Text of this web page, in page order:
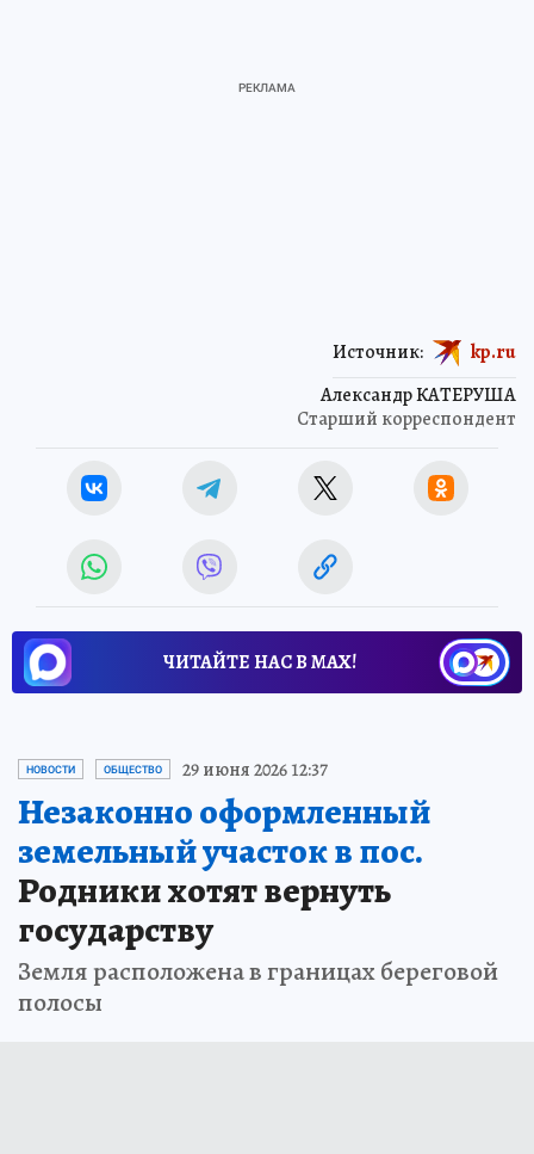
Александр КАТЕРУША
Старший корреспондент
Источник: kp.ru
ЧИТАЙТЕ НАС В МАХ!
НОВОСТИ ОБЩЕСТВО 29 июня 2026 12:37
Незаконно оформленный
земельный участок в пос.
Родники хотят вернуть
государству
Земля расположена в границах береговой
полосы